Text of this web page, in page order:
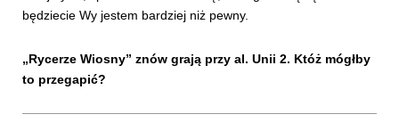
będziecie Wy jestem bardziej niż pewny.
„Rycerze Wiosny” znów grają przy al. Unii 2. Któż mógłby
to przegapić?